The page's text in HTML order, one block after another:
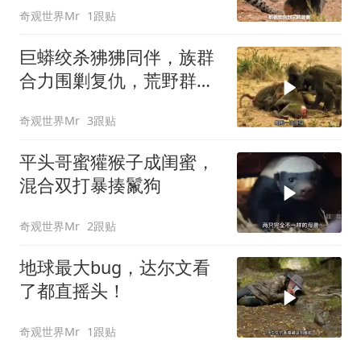
奇观世界Mr 1跟贴
巨蟒绞杀狒狒同伴，族群
合力围剿复仇，荒野群体
奇观世界Mr 3跟贴
平头哥蜜獾猴子成闺蜜，
混合双打暴揍鬣狗
奇观世界Mr 2跟贴
地球最大bug，达尔文看
了都直摇头！
奇观世界Mr 1跟贴